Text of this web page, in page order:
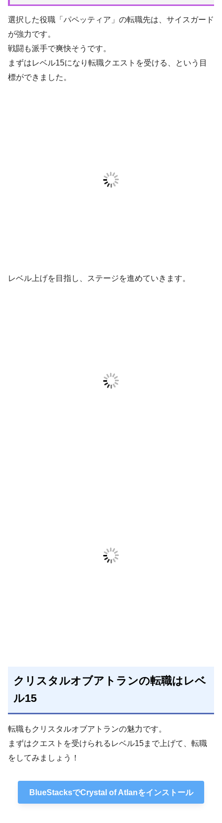
選択した役職「パペッティア」の転職先は、サイスガード
が強力です。
戦闘も派手で爽快そうです。
まずはレベル15になり転職クエストを受ける、という目
標ができました。
レベル上げを目指し、ステージを進めていきます。
クリスタルオブアトランの転職はレベ
ル15
転職もクリスタルオブアトランの魅力です。
まずはクエストを受けられるレベル15まで上げて、転職
をしてみましょう！
BlueStacksでCrystal of Atlanをインストール